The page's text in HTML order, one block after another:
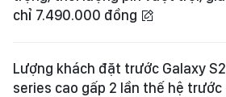
chỉ 7.490.000 đồng
Lượng khách đặt trước Galaxy
series cao gấp 2 lần thế hệ trước